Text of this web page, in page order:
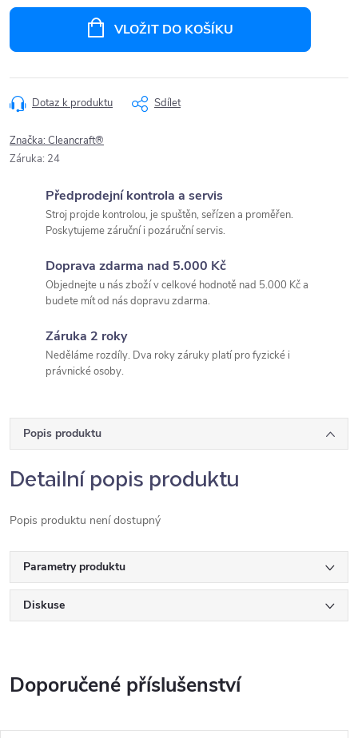
VLOŽIT DO KOŠÍKU
Dotaz k produktu Sdílet
Značka:Cleancraft®
Záruka: 24
Předprodejní kontrola a servis
Stroj projde kontrolou, je spuštěn, seřízen a proměřen.
Poskytujeme záruční i pozáruční servis.
Doprava zdarma nad 5.000 Kč
Objednejte u nás zboží v celkové hodnotě nad 5.000 Kč a
budete mít od nás dopravu zdarma.
Záruka 2 roky
Neděláme rozdíly. Dva roky záruky platí pro fyzické i
právnické osoby.
Popis produktu
Detailní popis produktu
Popis produktu není dostupný
Parametry produktu
Diskuse